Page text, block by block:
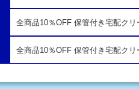
全商品10％OFF 保管付き宅配ク
全商品10％OFF 保管付き宅配ク